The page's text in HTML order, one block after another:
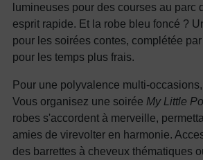
lumineuses pour des courses au parc
esprit rapide. Et la robe bleu foncé ?
pour les soirées contes, complétée
pour les temps plus frais.
Pour une polyvalence multi-
Vous organisez une soirée My Little
robes s'accordent à merveille,
amies de virevolter en harmonie.
des barrettes à cheveux thématiques